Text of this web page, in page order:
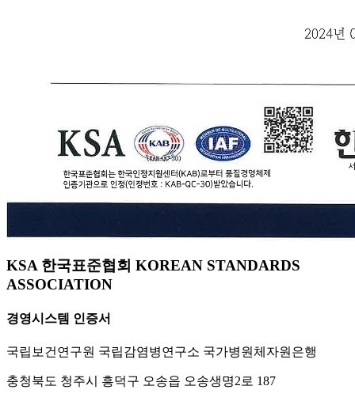
KSA 한국표준협회 KOREAN STANDARDS
ASSOCIATION
경영시스템 인증서
국립보건연구원 국립감염병연구소 국가병원체자원은행
충청북도 청주시 흥덕구 오송읍 오송생명2로 187